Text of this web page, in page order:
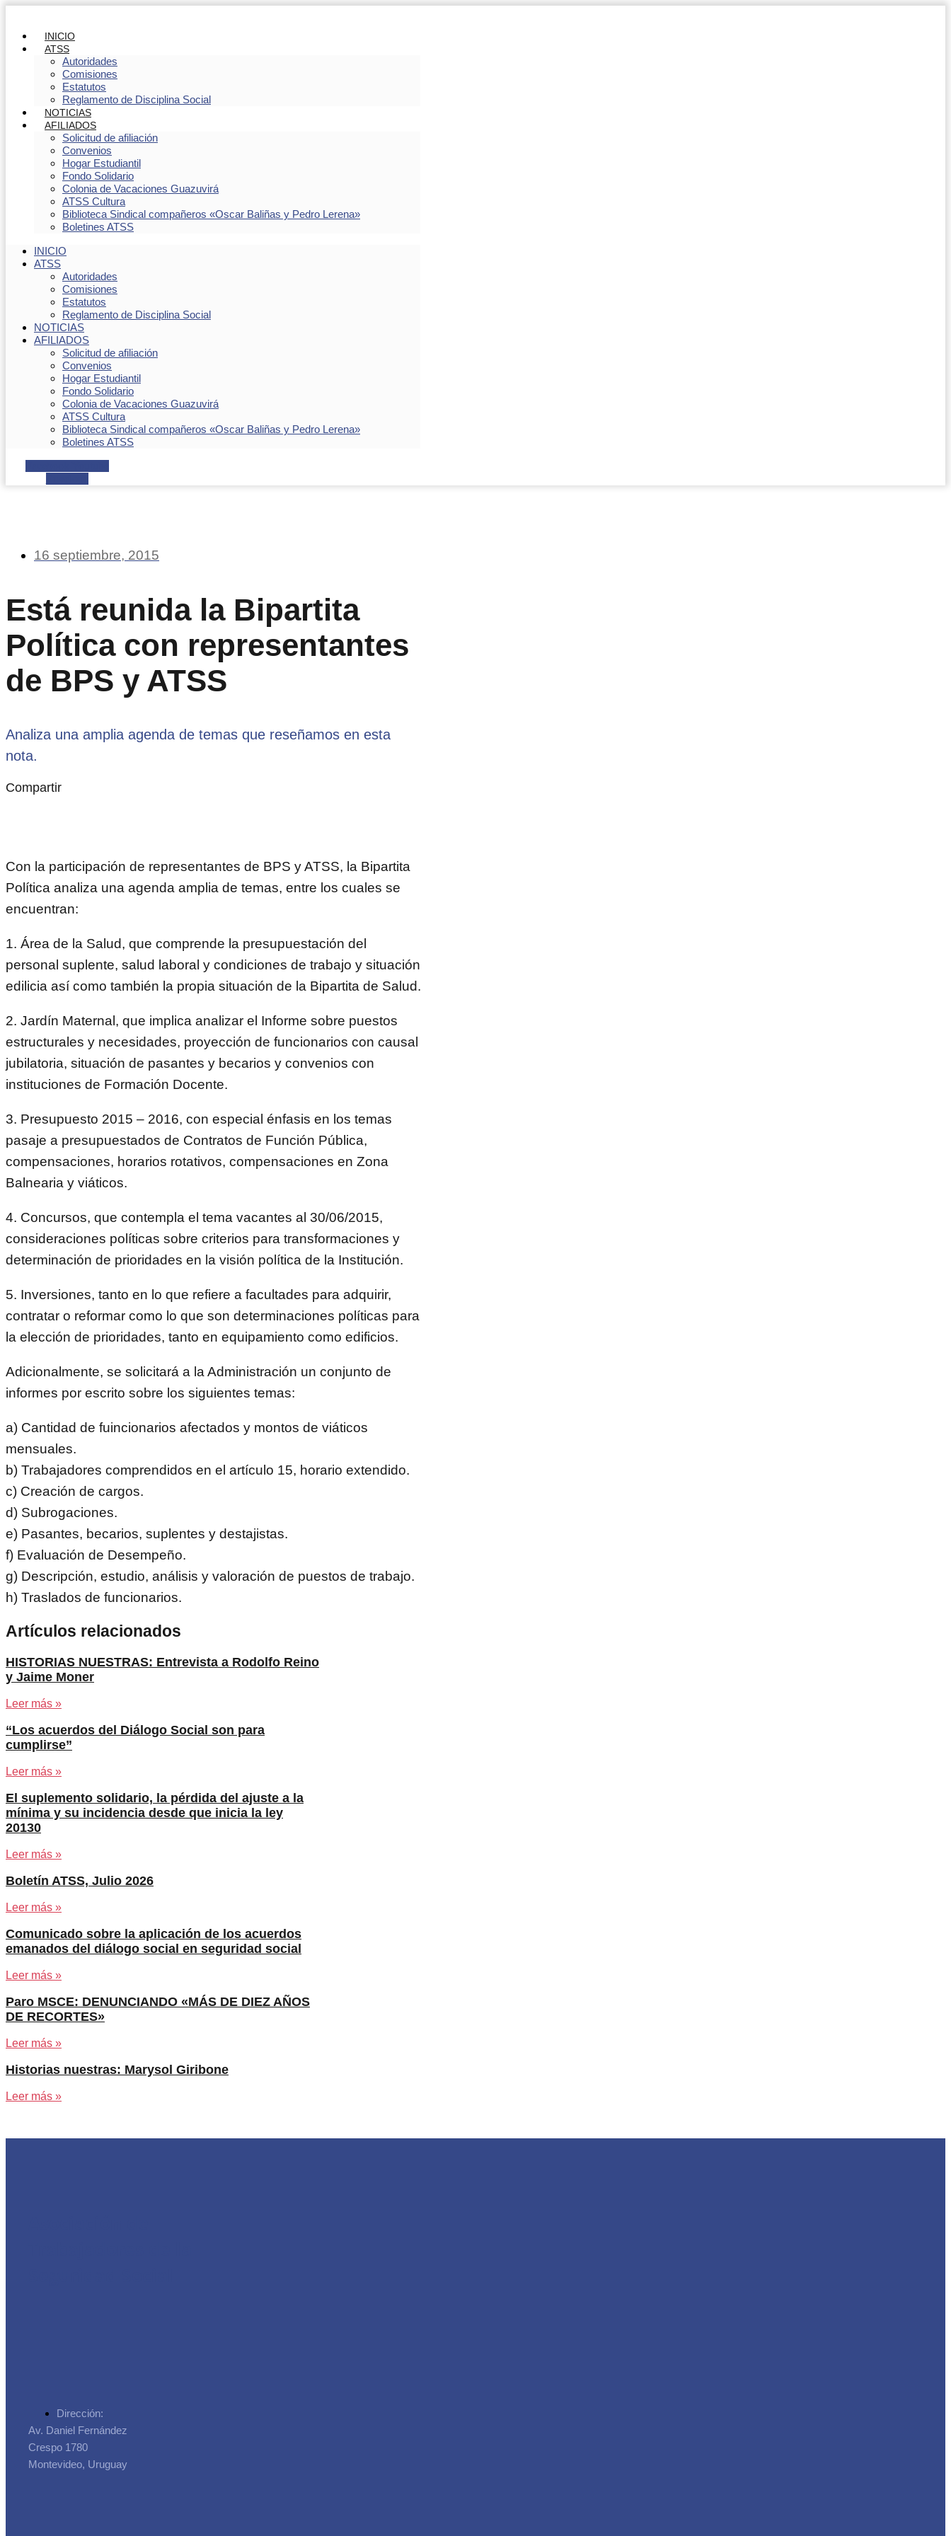
INICIO
ATSS
Autoridades
Comisiones
Estatutos
Reglamento de Disciplina Social
NOTICIAS
AFILIADOS
Solicitud de afiliación
Convenios
Hogar Estudiantil
Fondo Solidario
Colonia de Vacaciones Guazuvirá
ATSS Cultura
Biblioteca Sindical compañeros «Oscar Baliñas y Pedro Lerena»
Boletines ATSS
INICIO
ATSS
Autoridades
Comisiones
Estatutos
Reglamento de Disciplina Social
NOTICIAS
AFILIADOS
Solicitud de afiliación
Convenios
Hogar Estudiantil
Fondo Solidario
Colonia de Vacaciones Guazuvirá
ATSS Cultura
Biblioteca Sindical compañeros «Oscar Baliñas y Pedro Lerena»
Boletines ATSS
16 septiembre, 2015
Está reunida la Bipartita
Política con representantes
de BPS y ATSS
Analiza una amplia agenda de temas que reseñamos en esta
nota.
Compartir
Con la participación de representantes de BPS y ATSS, la Bipartita
Política analiza una agenda amplia de temas, entre los cuales se
encuentran:
1. Área de la Salud, que comprende la presupuestación del
personal suplente, salud laboral y condiciones de trabajo y situación
edilicia así como también la propia situación de la Bipartita de Salud.
2. Jardín Maternal, que implica analizar el Informe sobre puestos
estructurales y necesidades, proyección de funcionarios con causal
jubilatoria, situación de pasantes y becarios y convenios con
instituciones de Formación Docente.
3. Presupuesto 2015 – 2016, con especial énfasis en los temas
pasaje a presupuestados de Contratos de Función Pública,
compensaciones, horarios rotativos, compensaciones en Zona
Balnearia y viáticos.
4. Concursos, que contempla el tema vacantes al 30/06/2015,
consideraciones políticas sobre criterios para transformaciones y
determinación de prioridades en la visión política de la Institución.
5. Inversiones, tanto en lo que refiere a facultades para adquirir,
contratar o reformar como lo que son determinaciones políticas para
la elección de prioridades, tanto en equipamiento como edificios.
Adicionalmente, se solicitará a la Administración un conjunto de
informes por escrito sobre los siguientes temas:
a) Cantidad de fuincionarios afectados y montos de viáticos
mensuales.
b) Trabajadores comprendidos en el artículo 15, horario extendido.
c) Creación de cargos.
d) Subrogaciones.
e) Pasantes, becarios, suplentes y destajistas.
f) Evaluación de Desempeño.
g) Descripción, estudio, análisis y valoración de puestos de trabajo.
h) Traslados de funcionarios.
Artículos relacionados
HISTORIAS NUESTRAS: Entrevista a Rodolfo Reino
y Jaime Moner
Leer más »
“Los acuerdos del Diálogo Social son para
cumplirse”
Leer más »
El suplemento solidario, la pérdida del ajuste a la
mínima y su incidencia desde que inicia la ley
20130
Leer más »
Boletín ATSS, Julio 2026
Leer más »
Comunicado sobre la aplicación de los acuerdos
emanados del diálogo social en seguridad social
Leer más »
Paro MSCE: DENUNCIANDO «MÁS DE DIEZ AÑOS
DE RECORTES»
Leer más »
Historias nuestras: Marysol Giribone
Leer más »
Dirección:
Av. Daniel Fernández
Crespo 1780
Montevideo, Uruguay